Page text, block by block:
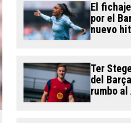
El
por el
nuevo
Ter
del
rumbo al